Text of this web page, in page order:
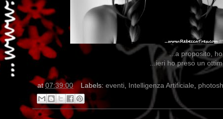
...a proposito,
...ieri ho preso un
at07:39:00 Labels: eventi, Intelligenza Artificiale,